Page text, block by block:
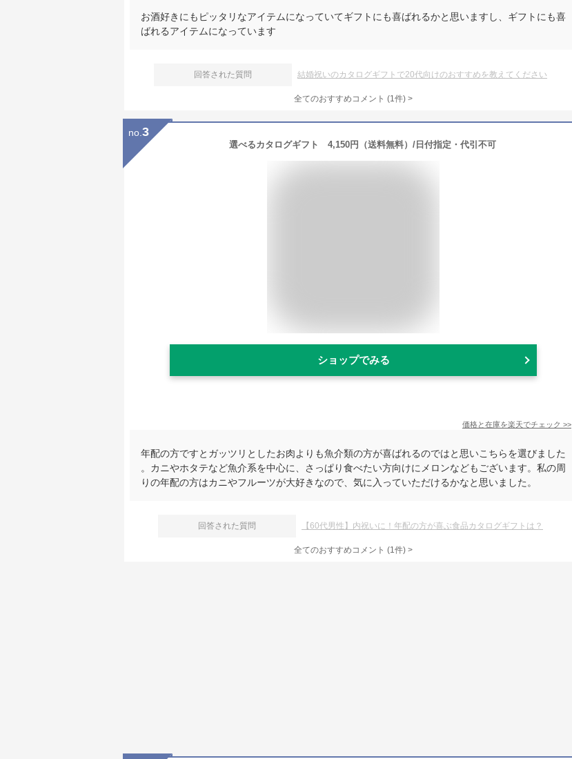
お酒好きにもピッタリなアイテムになっていてギフトにも喜ばれるかと思いますし、ギフトにも喜
ばれるアイテムになっています
回答された質問 結婚祝いのカタログギフトで20代向けのおすすめを教えてください
全てのおすすめコメント (1件) >
no. 3
選べるカタログギフト 4,150円（送料無料）/日付指定・代引不可
ショップでみる
価格と在庫を楽天でチェック >>
年配の方ですとガッツリとしたお肉よりも魚介類の方が喜ばれるのではと思いこちらを選びました
。カニやホタテなど魚介系を中心に、さっぱり食べたい方向けにメロンなどもございます。私の周
りの年配の方はカニやフルーツが大好きなので、気に入っていただけるかなと思いました。
回答された質問 【60代男性】内祝いに！年配の方が喜ぶ食品カタログギフトは？
全てのおすすめコメント (1件) >